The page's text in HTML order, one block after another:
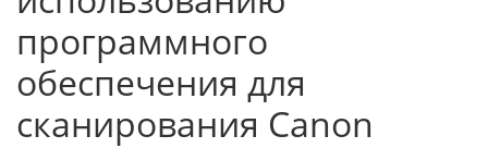
программного
обеспечения для
сканирования Canon